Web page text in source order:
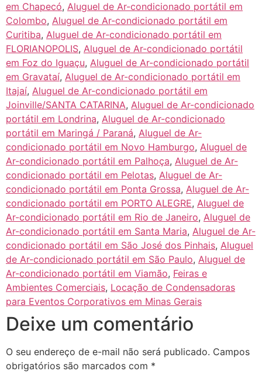
em Chapecó, Aluguel de Ar-condicionado portátil em
Colombo, Aluguel de Ar-condicionado portátil em
Curitiba, Aluguel de Ar-condicionado portátil em
FLORIANOPOLIS, Aluguel de Ar-condicionado portátil
em Foz do Iguaçu, Aluguel de Ar-condicionado portátil
em Gravataí, Aluguel de Ar-condicionado portátil em
Itajaí, Aluguel de Ar-condicionado portátil em
Joinville/SANTA CATARINA, Aluguel de Ar-condicionado
portátil em Londrina, Aluguel de Ar-condicionado
portátil em Maringá / Paraná, Aluguel de Ar-
condicionado portátil em Novo Hamburgo, Aluguel de
Ar-condicionado portátil em Palhoça, Aluguel de Ar-
condicionado portátil em Pelotas, Aluguel de Ar-
condicionado portátil em Ponta Grossa, Aluguel de Ar-
condicionado portátil em PORTO ALEGRE, Aluguel de
Ar-condicionado portátil em Rio de Janeiro, Aluguel de
Ar-condicionado portátil em Santa Maria, Aluguel de Ar-
condicionado portátil em São José dos Pinhais, Aluguel
de Ar-condicionado portátil em São Paulo, Aluguel de
Ar-condicionado portátil em Viamão, Feiras e
Ambientes Comerciais, Locação de Condensadoras
para Eventos Corporativos em Minas Gerais
Deixe um comentário
O seu endereço de e-mail não será publicado. Campos
obrigatórios são marcados com *